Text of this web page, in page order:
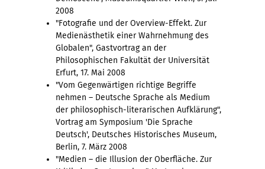
2008
"Fotografie und der Overview-Effekt. Zur
Medienästhetik einer Wahrnehmung des
Globalen", Gastvortrag an der
Philosophischen Fakultät der Universität
Erfurt, 17. Mai 2008
"Vom Gegenwärtigen richtige Begriffe
nehmen – Deutsche Sprache als Medium
der philosophisch-literarischen Aufklärung",
Vortrag am Symposium 'Die Sprache
Deutsch', Deutsches Historisches Museum,
Berlin, 7. März 2008
"Medien – die Illusion der Oberfläche. Zur